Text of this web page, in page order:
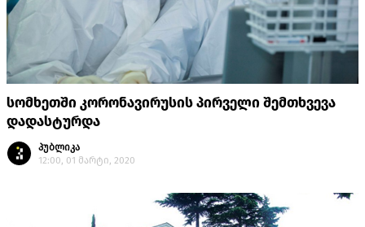
სომხეთში კორონავირუსის პირველი შემთხვევა
დადასტურდა
პუბლიკა
12:00, 01 მარტი, 2020